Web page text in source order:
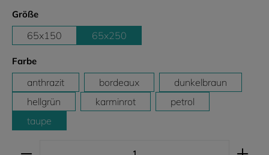
Größeauswählen
65x150 65x250
Farbeauswählen
anthrazit bordeaux
dunkelbraun
hellgrün
karminrot
petrol
taupe
Produkt Anzahl: Gib den gewünschten Wert ein